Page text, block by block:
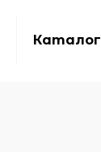
Каталог